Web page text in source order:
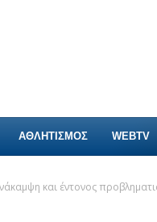
ΑΘΛΗΤΙΣΜΟΣ WEBTV
και έντονος